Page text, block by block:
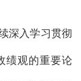
深入学习贯彻
绩观的重要论